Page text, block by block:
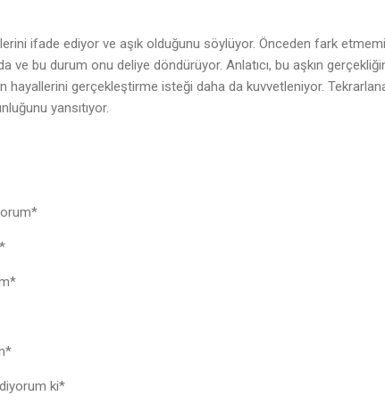
ifade ediyor ve aşık olduğunu söylüyor. Önceden fark
ve bu durum onu deliye döndürüyor. Anlatıcı, bu aşkın
hayallerini gerçekleştirme isteği daha da kuvvetleniyor.
yansıtıyor.
ki*